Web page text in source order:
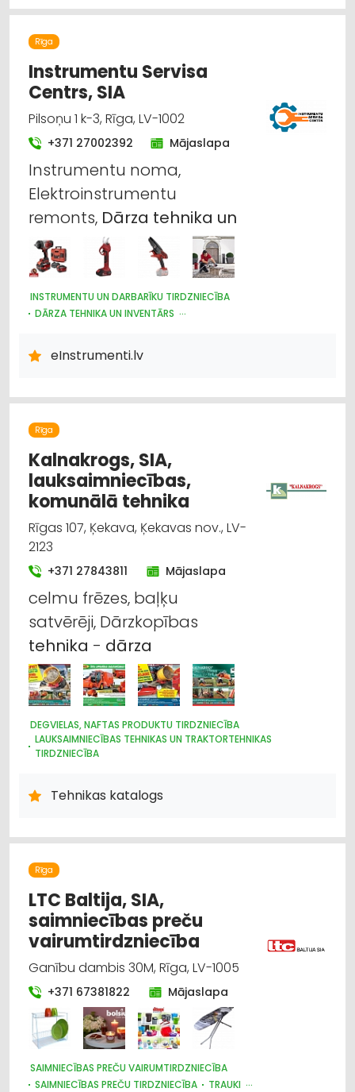
DĀRZA TEHNIKA UN INVENTĀRS
Rīga
Instrumentu Servisa
Centrs, SIA
Pilsoņu 1 k-3, Rīga, LV-1002
+371 27002392 Mājaslapa
Instrumentu noma,
Elektroinstrumentu
remonts, Dārza tehnika un
INSTRUMENTU UN DARBARĪKU TIRDZNIECĪBA
DĀRZA TEHNIKA UN INVENTĀRS
INSTRUMENTU UN DARBARĪKU LABOŠANA, SERVISS
eInstrumenti.lv
Rīga
Kalnakrogs, SIA,
lauksaimniecības,
komunālā tehnika
Rīgas 107, Ķekava, Ķekavas nov., LV-
2123
+371 27843811 Mājaslapa
celmu frēzes, baļķu
satvērēji, Dārzkopības
tehnika - dārza
DEGVIELAS, NAFTAS PRODUKTU TIRDZNIECĪBA
LAUKSAIMNIECĪBAS TEHNIKAS UN TRAKTORTEHNIKAS
TIRDZNIECĪBA
LAUKSAIMNIECĪBAS TEHNIKAS UN TRAKTORTEHNIKAS NOMA
LAUKSAIMNIECĪBAS TEHNIKAS UN TRAKTORTEHNIKAS REZERVES
AUTO ĶĪMIJA, AUTO KRĀSAS
LABIEKĀRTOŠANA, APZAĻUMOŠANA
DĀRZA TEHNIKA UN INVENTĀRS
LAUKSAIMNIECĪBAS TEHNIKAS UN TRAKTORTEHNIKAS
LABOŠANA, REMONTS
Tehnikas katalogs
Rīga
LTC Baltija, SIA,
saimniecības preču
vairumtirdzniecība
Ganību dambis 30M, Rīga, LV-1005
+371 67381822 Mājaslapa
SAIMNIECĪBAS PREČU VAIRUMTIRDZNIECĪBA
SAIMNIECĪBAS PREČU TIRDZNIECĪBA
TRAUKI